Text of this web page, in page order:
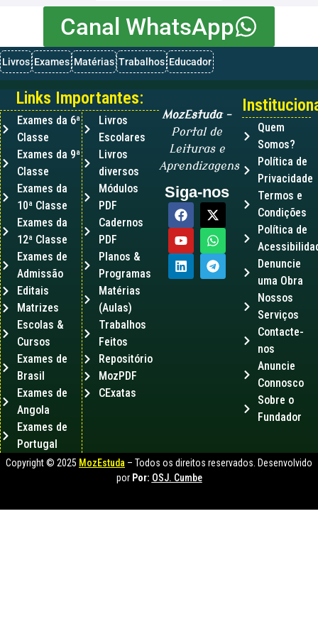
Canal WhatsApp
Livros Exames Matérias Trabalhos Educador
MozEstuda–
Portal de
Leituras e
Aprendizagens
Siga-nos
Quem
Somos?
Política de
Privacidade
Termos e
Condições
Política de
Denuncie
uma Obra
Nossos
Serviços
Contacte-
nos
Anuncie
Connosco
Sobre o
Fundador
Links Importantes:
Exames da 6ª
Classe
Exames da 9ª
Classe
Exames da
10ª Classe
Exames da
12ª Classe
Exames de
Admissão
Editais
Matrizes
Escolas &
Cursos
Exames de
Brasil
Exames de
Angola
Exames de
Portugal
Livros
Escolares
Livros
diversos
Módulos
PDF
Cadernos
PDF
Planos &
Programas
Matérias
(Aulas)
Trabalhos
Feitos
Repositório
MozPDF
CExatas
Copyright © 2025 MozEstuda – Todos os direitos reservados. Desenvolvido
por Por: OSJ. Cumbe